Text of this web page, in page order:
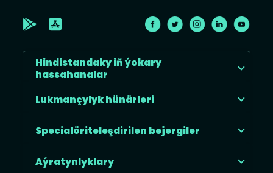
Hindistandaky iň ýokary
hassahanalar
Lukmançylyk hünärleri
Specialöriteleşdirilen bejergiler
Aýratynlyklary